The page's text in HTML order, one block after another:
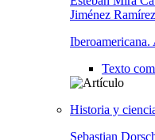
Jiménez Ramírez
Iberoamericana.
Texto
Historia y
Sebastian